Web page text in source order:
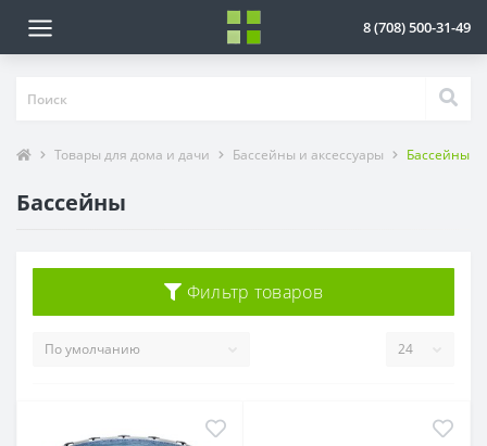
8 (708) 500-31-49
Товары для дома и дачи Бассейны и аксессуары Бассейны
Бассейны
Фильтр товаров